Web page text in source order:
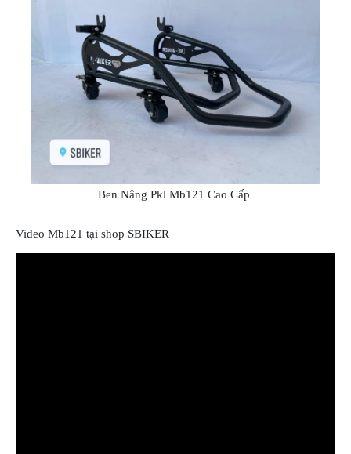
Ben Nâng Pkl Mb121 Cao Cấp
Video Mb121 tại shop SBIKER